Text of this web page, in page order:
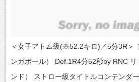
＜女子アトム級(※52.2キロ)／5分3R＞
ンガポール） Def.1R4分52秒by RNC
ンド） ストロー級タイトルコンテンダ